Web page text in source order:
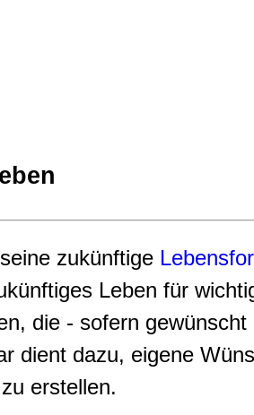
zukünftige
Leben für
die - sofern gewünscht
dient dazu, eigene
erstellen.